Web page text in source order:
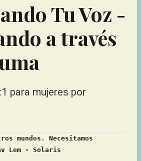
Tu Voz -
a través
para mujeres por
mundos. Necesitamos
Lem - Solaris